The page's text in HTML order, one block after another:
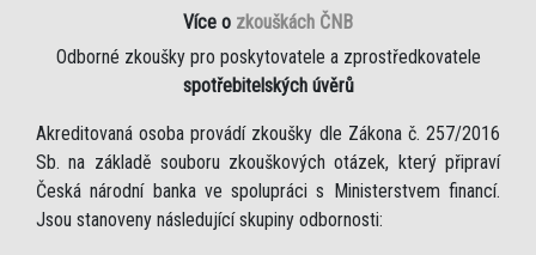
Více o zkouškách ČNB
Odborné zkoušky pro poskytovatele a zprostředkovatele
spotřebitelských úvěrů
Akreditovaná osoba provádí zkoušky dle Zákona č. 257/2016
Sb. na základě souboru zkouškových otázek, který připraví
Česká národní banka ve spolupráci s Ministerstvem financí.
Jsou stanoveny následující skupiny odbornosti: